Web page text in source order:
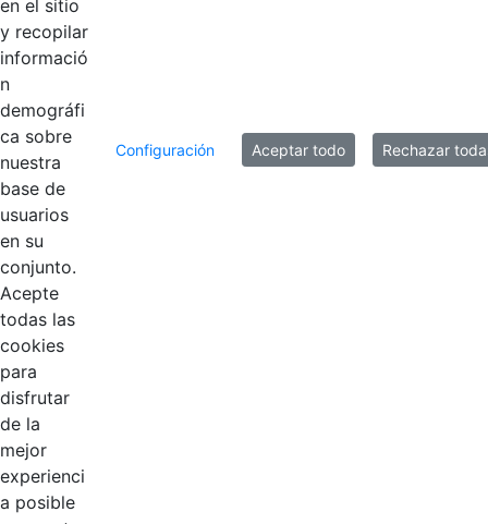
Mostrando el intervalo 1 - 6 de 6 resultados.
en el sitio
y recopilar
informació
n
demográfi
ca sobre
nuestra
base de
usuarios
en su
conjunto.
Acepte
todas las
cookies
para
disfrutar
de la
mejor
experienci
a posible
Configuración Aceptar todo Rechazar